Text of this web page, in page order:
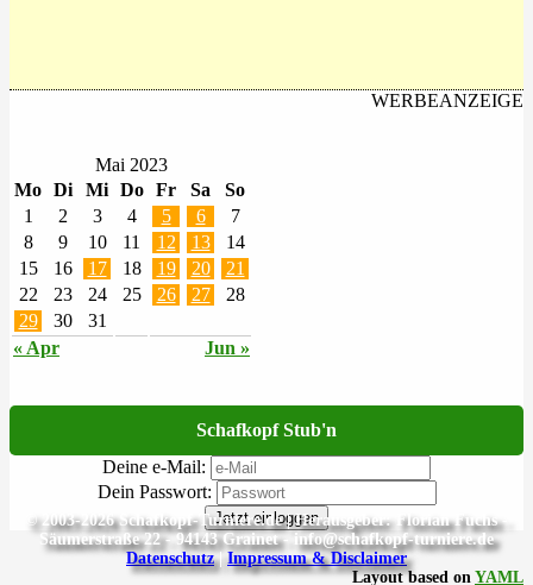
WERBEANZEIGE
Mai 2023
Mo Di Mi Do Fr Sa So
« Apr Jun »
1 2 3 4 5 6
7
8
9 10 11 12 13
14
15
16 17 18 19 20
21
22
23 24 25 26 27
28
29
30 31
Schafkopf Stub'n
Deine e-Mail:
Dein Passwort:
Jetzt einloggen
© 2003-2026 Schafkopf-Turniere.de | Herausgeber: Florian Fuchs -
Säumerstraße 22 - 94143 Grainet - info@schafkopf-turniere.de
Datenschutz| Impressum & Disclaimer
Layout based on YAML